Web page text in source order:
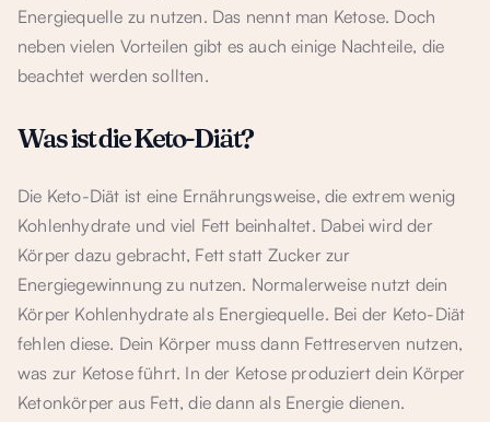
Energiequelle zu nutzen. Das nennt man Ketose. Doch
neben vielen Vorteilen gibt es auch einige Nachteile, die
beachtet werden sollten.
Was ist die Keto-Diät?
Die Keto-Diät ist eine Ernährungsweise, die extrem wenig
Kohlenhydrate und viel Fett beinhaltet. Dabei wird der
Körper dazu gebracht, Fett statt Zucker zur
Energiegewinnung zu nutzen. Normalerweise nutzt dein
Körper Kohlenhydrate als Energiequelle. Bei der Keto-Diät
fehlen diese. Dein Körper muss dann Fettreserven nutzen,
was zur Ketose führt. In der Ketose produziert dein Körper
Ketonkörper aus Fett, die dann als Energie dienen.